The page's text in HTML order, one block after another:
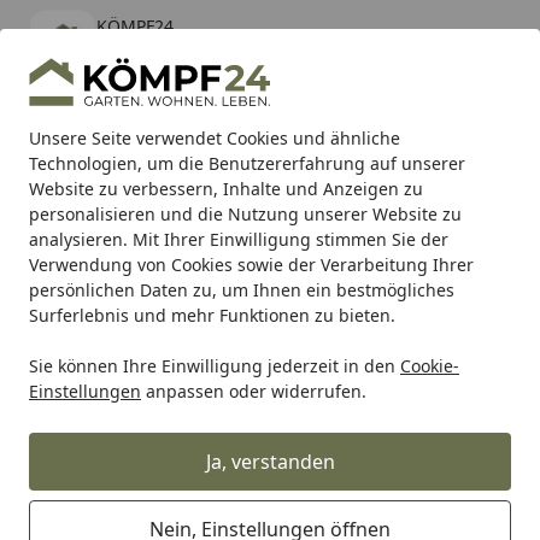
Unsere Seite verwendet Cookies und ähnliche
Technologien, um die Benutzererfahrung auf unserer
Website zu verbessern, Inhalte und Anzeigen zu
personalisieren und die Nutzung unserer Website zu
analysieren. Mit Ihrer Einwilligung stimmen Sie der
Verwendung von Cookies sowie der Verarbeitung Ihrer
persönlichen Daten zu, um Ihnen ein bestmögliches
Surferlebnis und mehr Funktionen zu bieten.
Sie können Ihre Einwilligung jederzeit in den Cookie-
Einstellungen anpassen oder widerrufen.
Ja, verstanden
Nein, Einstellungen öffnen
KÖMPF24
kostenlos - Im App Store
Hotline
Alle Produkte
Mein Konto
Suchen
Karibu Pools inkl. gratis Sandfilteranlage & Pool-
Starterset (Gesamtwert bis 468,99€)
Startseite
Meister Meister Handmuster HANDMUSTER
HANDMUSTER MeisterWerke
Laminatboden MeisterDesign.
laminate LC 55 Risseiche hell 1-St